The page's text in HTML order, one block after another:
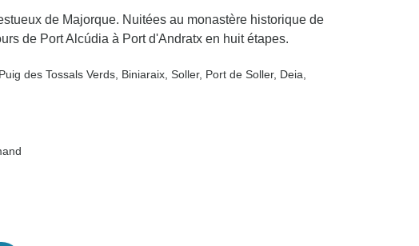
de Majorque. Nuitées au monastère historique de
de Port Alcúdia à Port d'Andratx en huit étapes.
Puig des Tossals Verds , Biniaraix , Soller, Port de Soller, Deia